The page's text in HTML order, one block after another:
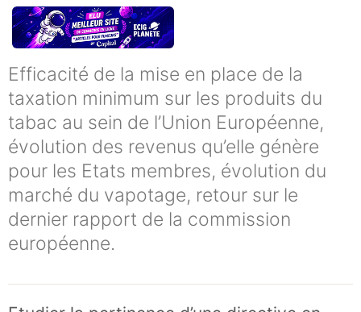
Efficacité de la mise en place de la
taxation minimum sur les produits du
tabac au sein de l’Union Européenne,
évolution des revenus qu’elle génère
pour les Etats membres, évolution du
marché du vapotage, retour sur le
dernier rapport de la commission
européenne.